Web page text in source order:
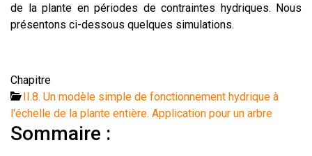
de la plante en périodes de contraintes hydriques. Nous
présentons ci-dessous quelques simulations.
Chapitre
II.8. Un modèle simple de fonctionnement hydrique à
l'échelle de la plante entière. Application pour un arbre
Sommaire :